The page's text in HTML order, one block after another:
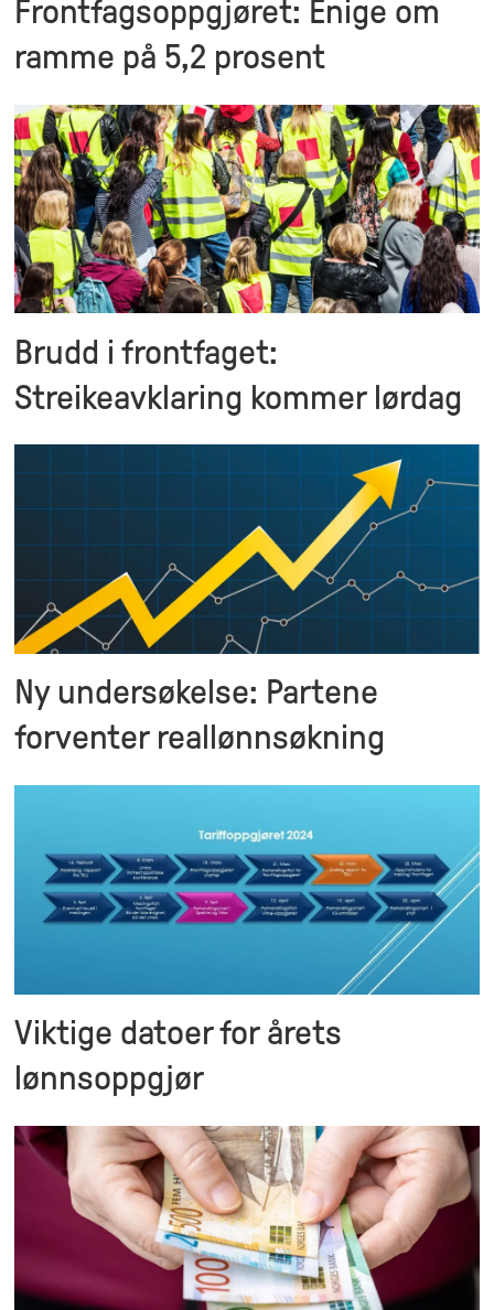
Frontfagsoppgjøret: Enige om
ramme på 5,2 prosent
Brudd i frontfaget:
Streikeavklaring kommer lørdag
Ny undersøkelse: Partene
forventer reallønnsøkning
Viktige datoer for årets
lønnsoppgjør